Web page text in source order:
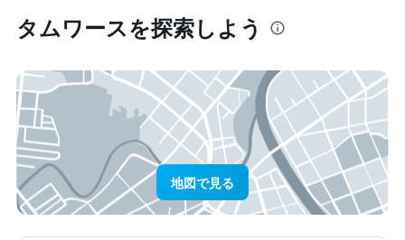
タムワース​を探索しよう
地図で見る